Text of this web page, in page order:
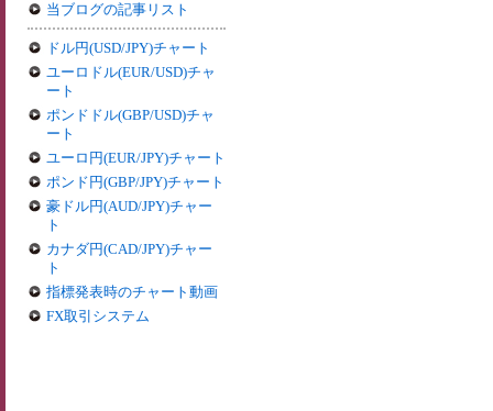
当ブログの記事リスト
ドル円(USD/JPY)チャート
ユーロドル(EUR/USD)チャ
ート
ポンドドル(GBP/USD)チャ
ート
ユーロ円(EUR/JPY)チャート
ポンド円(GBP/JPY)チャート
豪ドル円(AUD/JPY)チャー
ト
カナダ円(CAD/JPY)チャー
ト
指標発表時のチャート動画
FX取引システム